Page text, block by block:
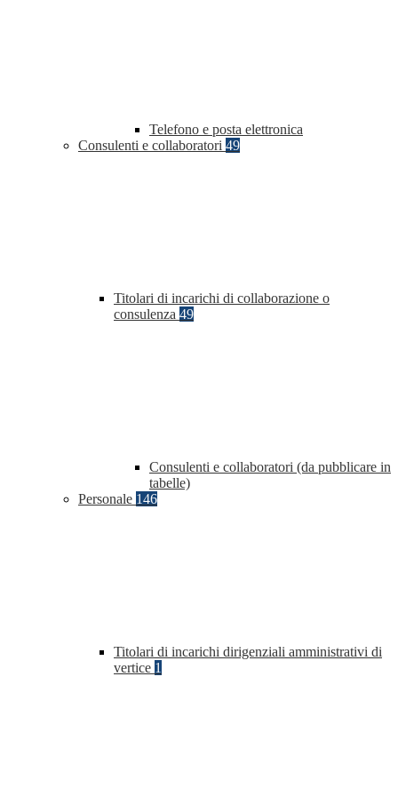
Telefono e posta elettronica
Consulenti e collaboratori 49
Titolari di incarichi di collaborazione o
consulenza 49
Consulenti e collaboratori (da pubblicare in
tabelle)
Personale 146
Titolari di incarichi dirigenziali amministrativi di
vertice 1